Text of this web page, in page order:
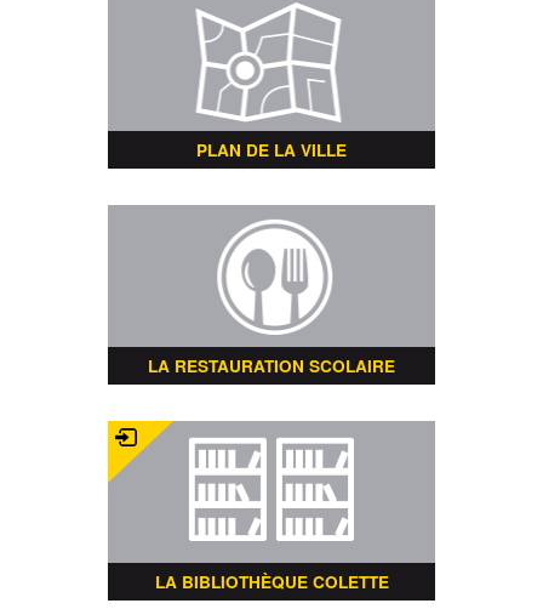
PLAN DE LA VILLE
LA RESTAURATION SCOLAIRE
LA BIBLIOTHÈQUE COLETTE